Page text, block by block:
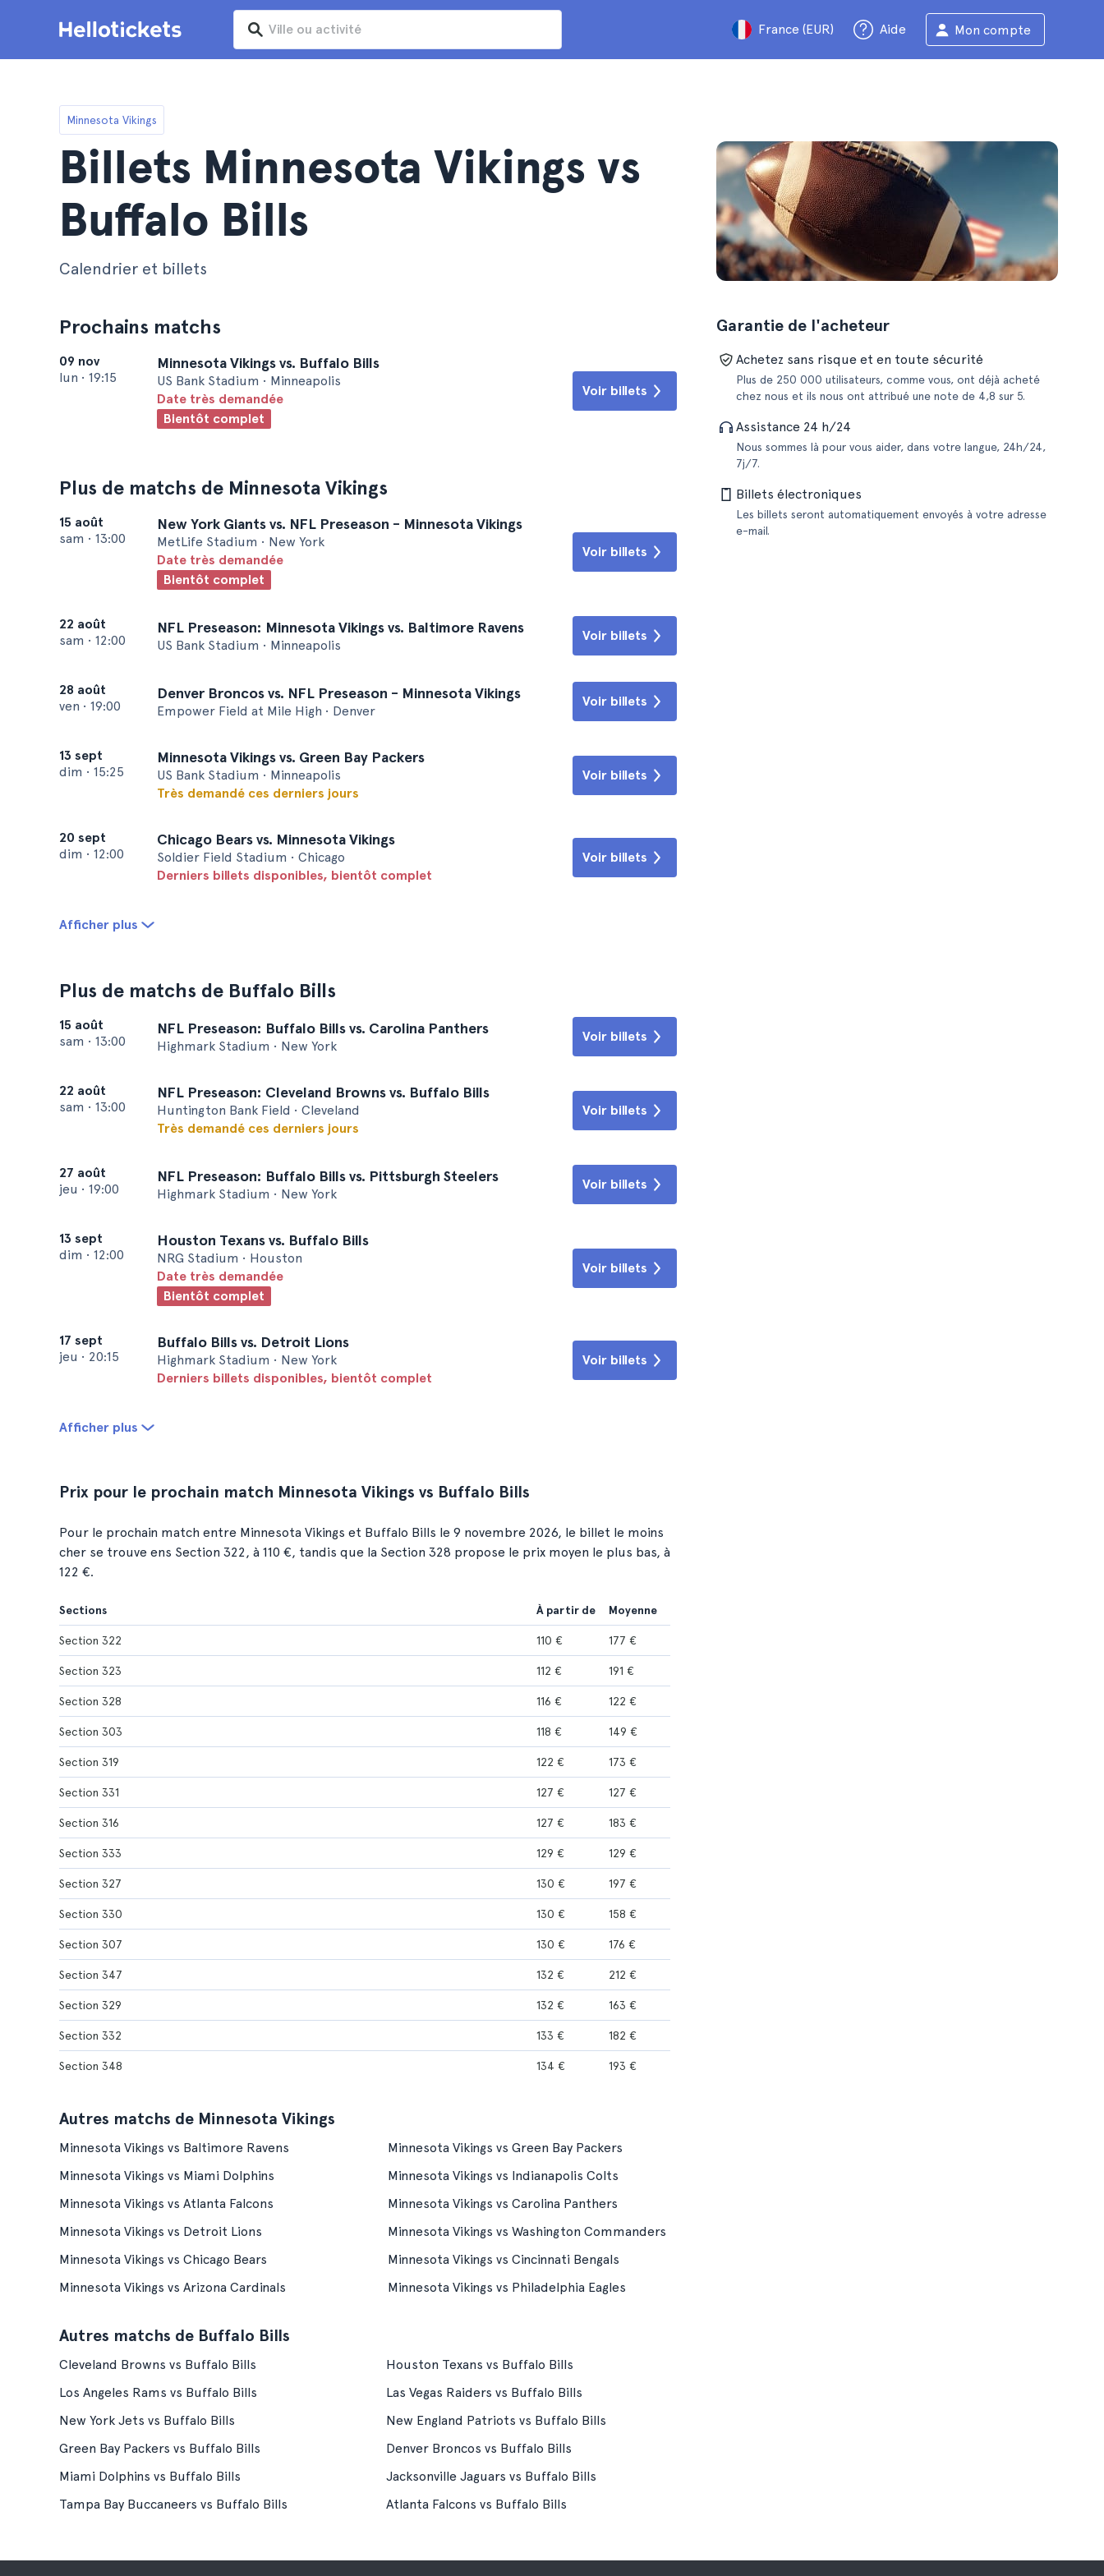
France (EUR) Aide Mon compte
Minnesota Vikings
Billets Minnesota Vikings vs
Buffalo Bills
Calendrier et billets
Prochains matchs
09 nov
lun • 19:15
Minnesota Vikings vs. Buffalo Bills
US Bank Stadium • Minneapolis
Date très demandée
Bientôt complet
Voir billets
Plus de matchs de Minnesota Vikings
15 août
sam • 13:00
New York Giants vs. NFL Preseason - Minnesota Vikings
MetLife Stadium • New York
Date très demandée
Bientôt complet
Voir billets
22 août
sam • 12:00
NFL Preseason: Minnesota Vikings vs. Baltimore Ravens
US Bank Stadium • Minneapolis
Voir billets
28 août
ven • 19:00
Denver Broncos vs. NFL Preseason - Minnesota Vikings
Empower Field at Mile High • Denver
Voir billets
13 sept
dim • 15:25
Minnesota Vikings vs. Green Bay Packers
US Bank Stadium • Minneapolis
Très demandé ces derniers jours
Voir billets
20 sept
dim • 12:00
Chicago Bears vs. Minnesota Vikings
Soldier Field Stadium • Chicago
Derniers billets disponibles, bientôt complet
Voir billets
Afficher plus
Plus de matchs de Buffalo Bills
15 août
sam • 13:00
NFL Preseason: Buffalo Bills vs. Carolina Panthers
Highmark Stadium • New York
Voir billets
22 août
sam • 13:00
NFL Preseason: Cleveland Browns vs. Buffalo Bills
Huntington Bank Field • Cleveland
Très demandé ces derniers jours
Voir billets
27 août
jeu • 19:00
NFL Preseason: Buffalo Bills vs. Pittsburgh Steelers
Highmark Stadium • New York
Voir billets
13 sept
dim • 12:00
Houston Texans vs. Buffalo Bills
NRG Stadium • Houston
Date très demandée
Bientôt complet
Voir billets
17 sept
jeu • 20:15
Buffalo Bills vs. Detroit Lions
Highmark Stadium • New York
Derniers billets disponibles, bientôt complet
Voir billets
Afficher plus
Garantie de l'acheteur
Achetez sans risque et en toute sécurité
Plus de 250 000 utilisateurs, comme vous, ont déjà acheté
chez nous et ils nous ont attribué une note de 4,8 sur 5.
Assistance 24 h/24
Nous sommes là pour vous aider, dans votre langue, 24h/24,
7j/7.
Billets électroniques
Les billets seront automatiquement envoyés à votre adresse
e-mail.
Prix pour le prochain match Minnesota Vikings vs Buffalo Bills
Pour le prochain match entre Minnesota Vikings et Buffalo Bills le 9 novembre 2026, le billet le moins
cher se trouve ens Section 322, à 110 €, tandis que la Section 328 propose le prix moyen le plus bas, à
122 €.
Sections À partir de Moyenne
Section 322 110 € 177 €
Section 323 112 € 191 €
Section 328 116 € 122 €
Section 303 118 € 149 €
Section 319 122 € 173 €
Section 331 127 € 127 €
Section 316 127 € 183 €
Section 333 129 € 129 €
Section 327 130 € 197 €
Section 330 130 € 158 €
Section 307 130 € 176 €
Section 347 132 € 212 €
Section 329 132 € 163 €
Section 332 133 € 182 €
Section 348 134 € 193 €
Autres matchs de Minnesota Vikings
Minnesota Vikings vs Baltimore Ravens
Minnesota Vikings vs Green Bay Packers
Minnesota Vikings vs Miami Dolphins
Minnesota Vikings vs Indianapolis Colts
Minnesota Vikings vs Atlanta Falcons
Minnesota Vikings vs Carolina Panthers
Minnesota Vikings vs Detroit Lions
Minnesota Vikings vs Washington Commanders
Minnesota Vikings vs Chicago Bears
Minnesota Vikings vs Cincinnati Bengals
Minnesota Vikings vs Arizona Cardinals
Minnesota Vikings vs Philadelphia Eagles
Autres matchs de Buffalo Bills
Cleveland Browns vs Buffalo Bills
Houston Texans vs Buffalo Bills
Los Angeles Rams vs Buffalo Bills
Las Vegas Raiders vs Buffalo Bills
New York Jets vs Buffalo Bills
New England Patriots vs Buffalo Bills
Green Bay Packers vs Buffalo Bills
Denver Broncos vs Buffalo Bills
Miami Dolphins vs Buffalo Bills
Jacksonville Jaguars vs Buffalo Bills
Tampa Bay Buccaneers vs Buffalo Bills
Atlanta Falcons vs Buffalo Bills